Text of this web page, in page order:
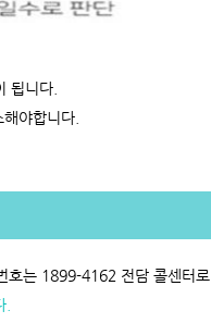
됩니다.
야합니다.
호는 1899-4162 전담 콜센터로